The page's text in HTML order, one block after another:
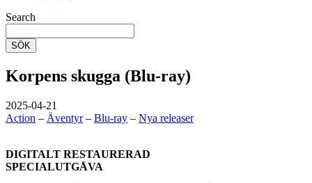
Search
SÖK
Korpens skugga (Blu-ray)
2025-04-21
Action – Äventyr– Blu-ray – Nya releaser
DIGITALT RESTAURERAD
SPECIALUTGÅVA